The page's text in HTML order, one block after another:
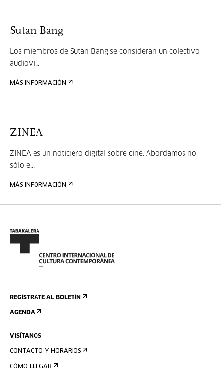
Sutan Bang
Los miembros de Sutan Bang se consideran un colectivo
audiovi...
MÁS INFORMACIÓN
ZINEA
ZINEA es un noticiero digital sobre cine. Abordamos no
sólo e...
MÁS INFORMACIÓN
REGÍSTRATE AL BOLETÍN
AGENDA
VISÍTANOS
CONTACTO Y HORARIOS
CÓMO LLEGAR